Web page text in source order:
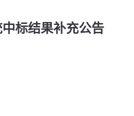
标结果补充公告